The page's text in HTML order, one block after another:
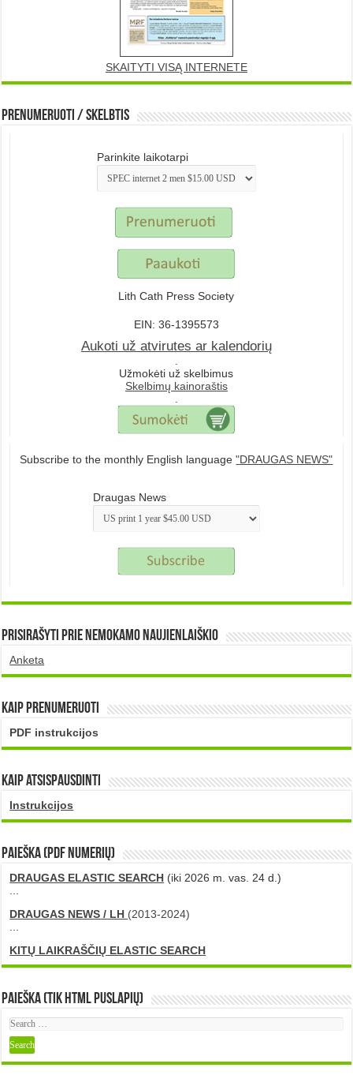
SKAITYTI VISĄ INTERNETE
Prenumeruoti / Skelbtis
Parinkite laikotarpi
Lith Cath Press Society
EIN: 36-1395573
Aukoti už atvirutes ar kalendorių
.
Užmokėti už skelbimus
Skelbimų kainoraštis
.
Subscribe to the monthly English language"DRAUGAS NEWS"
Draugas News
Prisirašyti prie nemokamo naujienlaiškio
Anketa
Kaip prenumeruoti
PDF instrukcijos
Kaip atsispausdinti
Instrukcijos
PAIEŠKA (PDF numerių)
DRAUGAS ELASTIC SEARCH (iki 2026 m. vas. 24 d.)
...
DRAUGAS NEWS / LH (2013-2024)
...
KITŲ LAIKRAŠČIŲ ELASTIC SEARCH
Paieška (tik HTML puslapių)